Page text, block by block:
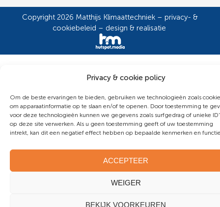
Privacy & cookie policy
Om de beste ervaringen te bieden, gebruiken we technologieën zoals
om apparaatinformatie op te slaan en/of te openen. Door toestemming te
voor deze technologieën kunnen we gegevens zoals surfgedrag of unieke
op deze site verwerken. Als u geen toestemming geeft of uw toestemming
intrekt, kan dit een negatief effect hebben op bepaalde kenmerken en
ACCEPTEER
WEIGER
BEKIJK VOORKEUREN
Copyright 2026 Matthijs Klimaattechniek – privacy- &
cookiebeleid – design & realisatie